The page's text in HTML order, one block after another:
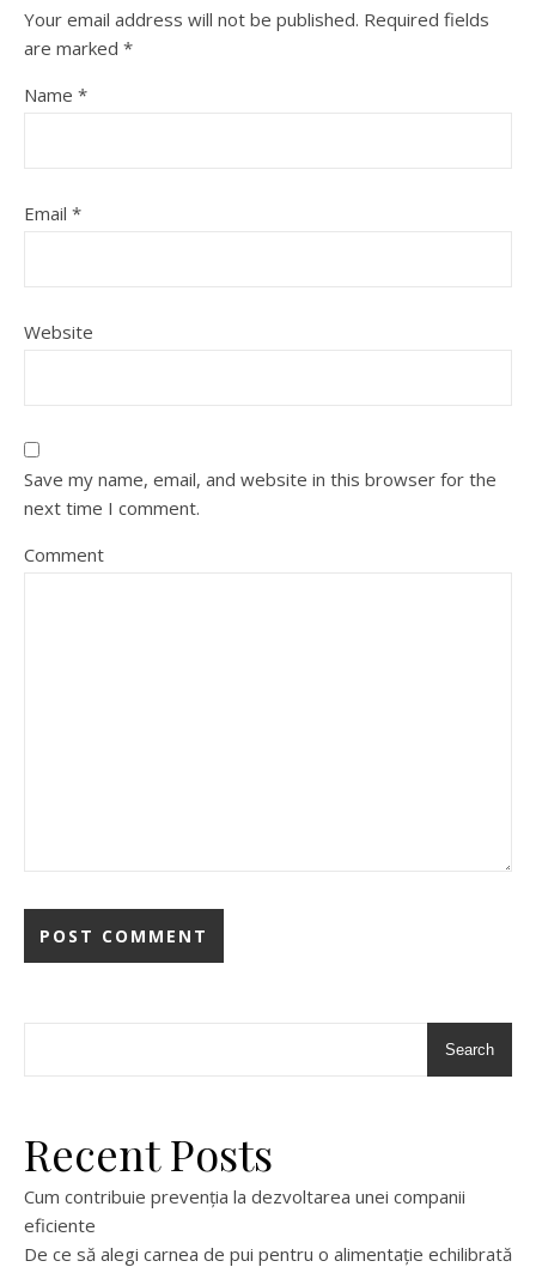
Your email address will not be published. Required fields
are marked *
Name *
Email *
Website
Save my name, email, and website in this browser for the
next time I comment.
Comment
Search
Recent Posts
Cum contribuie prevenția la dezvoltarea unei companii
eficiente
De ce să alegi carnea de pui pentru o alimentație echilibrată